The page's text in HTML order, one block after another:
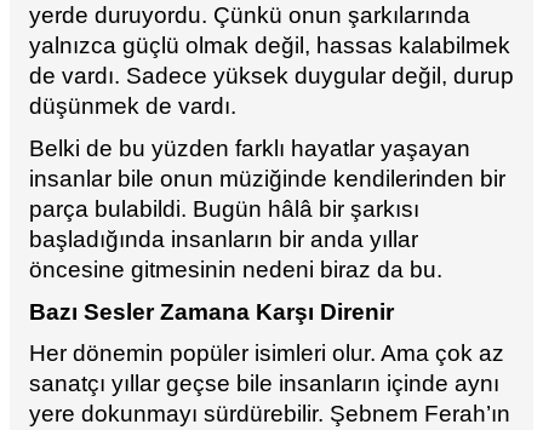
yerde duruyordu. Çünkü onun şarkılarında
yalnızca güçlü olmak değil, hassas kalabilmek
de vardı. Sadece yüksek duygular değil, durup
düşünmek de vardı.
Belki de bu yüzden farklı hayatlar yaşayan
insanlar bile onun müziğinde kendilerinden bir
parça bulabildi. Bugün hâlâ bir şarkısı
başladığında insanların bir anda yıllar
öncesine gitmesinin nedeni biraz da bu.
Bazı Sesler Zamana Karşı Direnir
Her dönemin popüler isimleri olur. Ama çok az
sanatçı yıllar geçse bile insanların içinde aynı
yere dokunmayı sürdürebilir. Şebnem Ferah’ın